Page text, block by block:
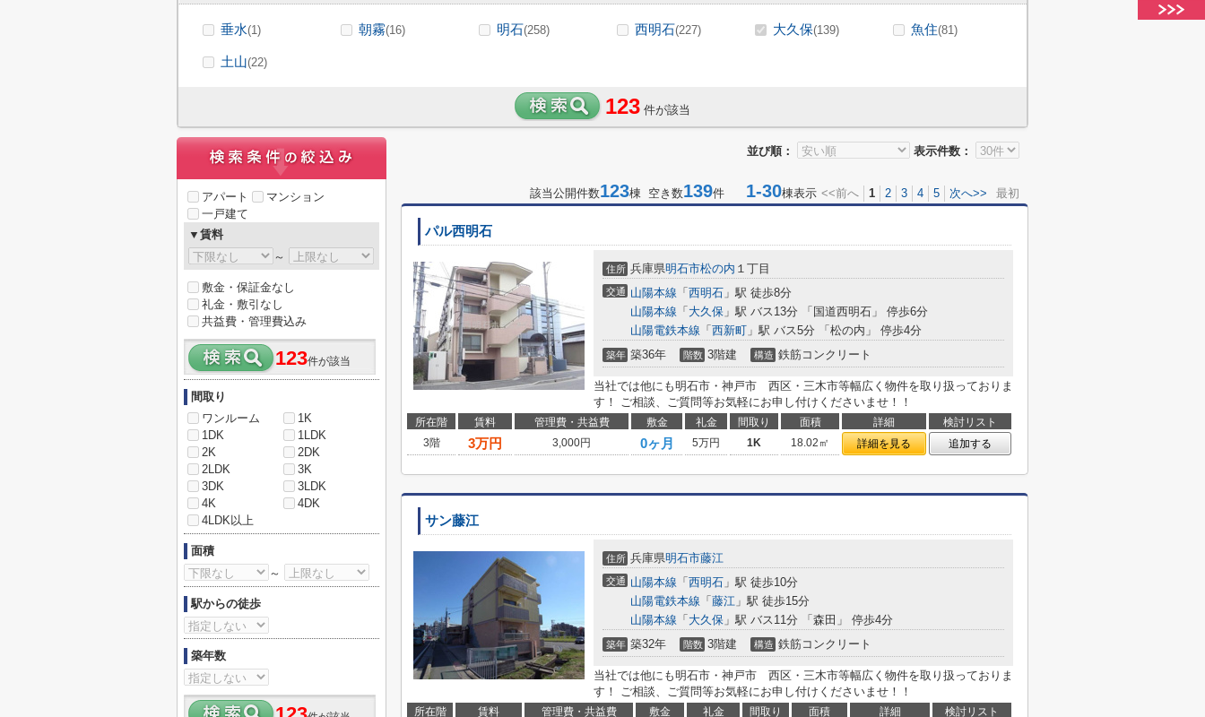
垂水(1) 朝霧(16) 明石(258) 西明石(227) 大久保(139) 魚住(81)
土山(22)
123 件が該当
並び順： 表示件数：
該当公開件数123棟 空き数139件 1-30棟表示 <<前へ 1 2 3 4 5 次へ>> 最初
パル西明石
住所 兵庫県明石市松の内 １丁目
交通 山陽本線 「 西明石 」駅 徒歩8分
山陽本線 「 大久保 」駅 バス13分 「国道西明石」 停歩6分
山陽電鉄本線 「 西新町 」駅 バス5分 「松の内」 停歩4分
築年 築36年 階数 3階建 構造 鉄筋コンクリート
当社では他にも明石市・神戸市 西区・三木市等幅広く物件を取り扱っておりま
す！ ご相談、ご質問等お気軽にお申し付けくださいませ！！
所在階 賃料 管理費・共益費 敷金 礼金 間取り 面積 詳細
検討リスト
3階
3万円 3,000円 0ヶ月 5万円 1K 18.02㎡ 詳細を見る 追加する
サン藤江
住所 兵庫県明石市藤江
交通 山陽本線 「 西明石 」駅 徒歩10分
山陽電鉄本線 「 藤江 」駅 徒歩15分
山陽本線 「 大久保 」駅 バス11分 「森田」 停歩4分
築年 築32年 階数 3階建 構造 鉄筋コンクリート
当社では他にも明石市・神戸市 西区・三木市等幅広く物件を取り扱っておりま
す！ ご相談、ご質問等お気軽にお申し付けくださいませ！！
所在階 賃料 管理費・共益費 敷金 礼金 間取り 面積 詳細
検討リスト
アパート
マンション
一戸建て
▼賃料
～
敷金・保証金なし
礼金・敷引なし
共益費・管理費込み
123件が該当
間取り
ワンルーム
1K
1DK
1LDK
2K
2DK
2LDK
3K
3DK
3LDK
4K
4DK
4LDK以上
面積
～
駅からの徒歩
築年数